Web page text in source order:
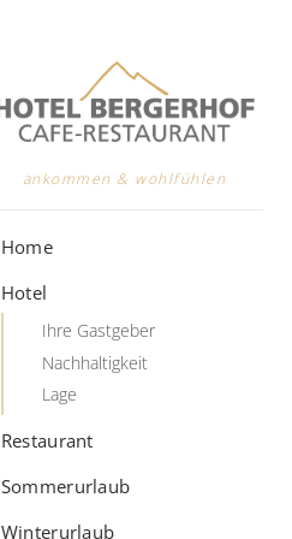
ankommen & wohlfühlen
Home
Hotel
Ihre Gastgeber
Nachhaltigkeit
Lage
Restaurant
Sommerurlaub
Winterurlaub